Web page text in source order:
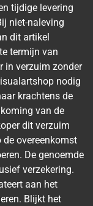
tijdige levering
niet-naleving
dit artikel
termijn van
in verzuim zonder
nodig
krachtens de
van de
dit verzuim
overeenkomst
De genoemde
verzekering.
aan het
Blijkt het